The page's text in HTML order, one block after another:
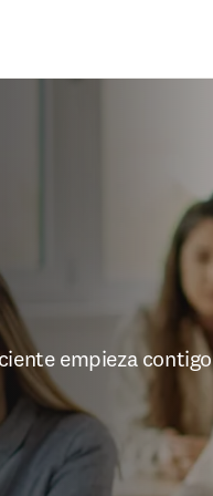
empieza contigo